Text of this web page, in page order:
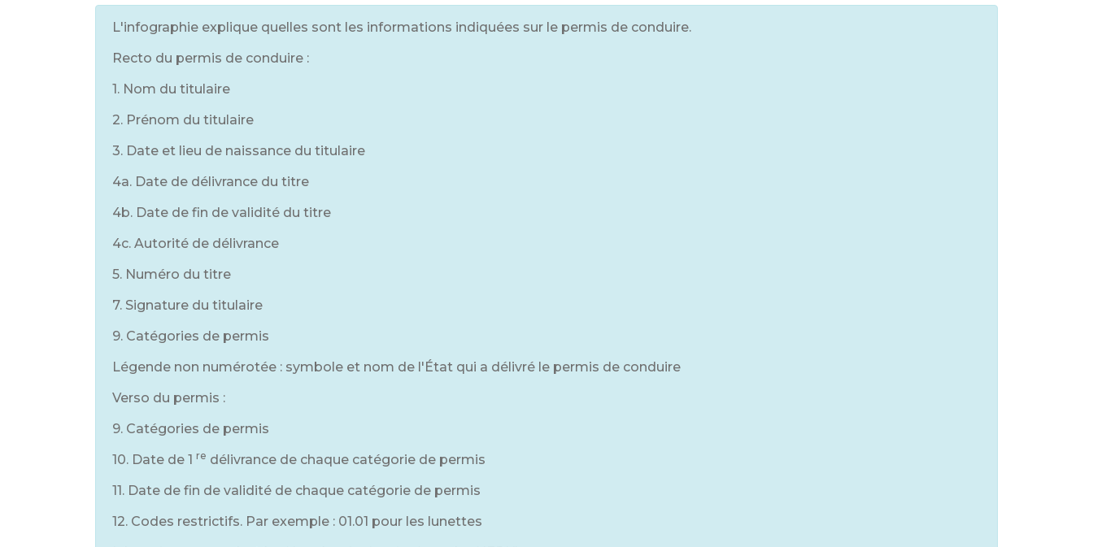
L'infographie explique quelles sont les informations indiquées sur le permis de conduire.
Recto du permis de conduire :
1. Nom du titulaire
2. Prénom du titulaire
3. Date et lieu de naissance du titulaire
4a. Date de délivrance du titre
4b. Date de fin de validité du titre
4c. Autorité de délivrance
5. Numéro du titre
7. Signature du titulaire
9. Catégories de permis
Légende non numérotée : symbole et nom de l'État qui a délivré le permis de conduire
Verso du permis :
9. Catégories de permis
10. Date de 1 re délivrance de chaque catégorie de permis
11. Date de fin de validité de chaque catégorie de permis
12. Codes restrictifs. Par exemple : 01.01 pour les lunettes